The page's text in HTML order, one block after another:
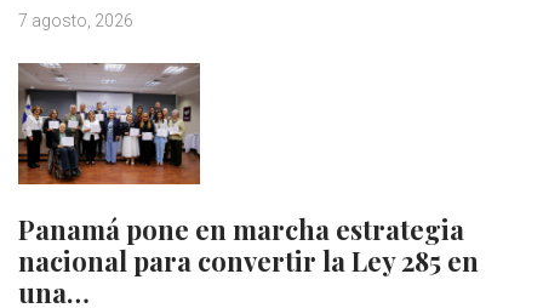
7 agosto, 2026
Panamá pone en marcha estrategia
nacional para convertir la Ley 285 en
una…